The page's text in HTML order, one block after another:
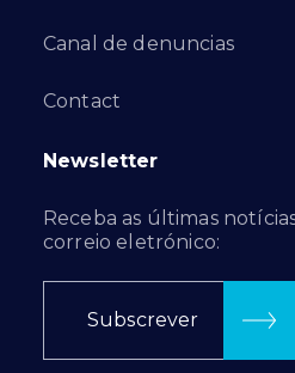
Canal de denuncias
Contact
Newsletter
Receba as últimas
correio eletrónico:
Subscrever